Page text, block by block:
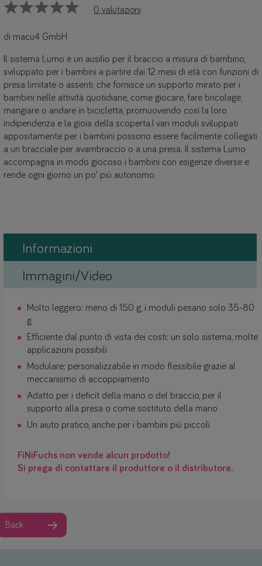
0 valutazioni
di macu4 GmbH
Il sistema Lumo è un ausilio per il braccio a misura di bambino,
sviluppato per i bambini a partire dai 12 mesi di età con funzioni di
presa limitate o assenti, che fornisce un supporto mirato per i
bambini nelle attività quotidiane, come giocare, fare bricolage,
mangiare o andare in bicicletta, promuovendo così la loro
indipendenza e la gioia della scoperta.I vari moduli sviluppati
appositamente per i bambini possono essere facilmente collegati
a un bracciale per avambraccio o a una presa. Il sistema Lumo
accompagna in modo giocoso i bambini con esigenze diverse e
rende ogni giorno un po' più autonomo.
Informazioni
Immagini/Video
Molto leggero: meno di 150 g, i moduli pesano solo 35-80
g
Efficiente dal punto di vista dei costi: un solo sistema, molte
applicazioni possibili
Modulare: personalizzabile in modo flessibile grazie al
meccanismo di accoppiamento
Adatto per i deficit della mano o del braccio, per il
supporto alla presa o come sostituto della mano
Un aiuto pratico, anche per i bambini più piccoli
FiNiFuchs non vende alcun prodotto!
Si prega di contattare il produttore o il distributore.
Back